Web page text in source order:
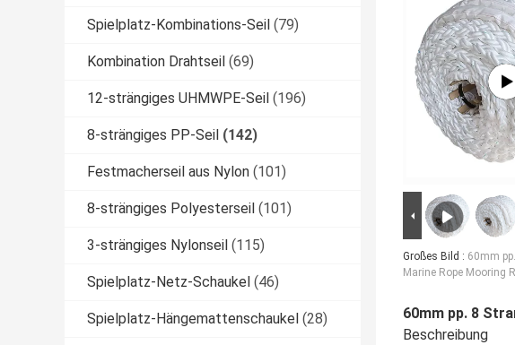
Spielplatz-Kombinations-Seil (79)
Kombination Drahtseil (69)
12-strängiges UHMWPE-Seil (196)
8-strängiges PP-Seil (142)
Festmacherseil aus Nylon (101)
8-strängiges Polyesterseil (101)
3-strängiges Nylonseil (115)
Spielplatz-Netz-Schaukel (46)
Spielplatz-Hängemattenschaukel (28)
Großes Bild : 60mm
Marine Rope Mooring
60mm pp. 8
Beschreibung